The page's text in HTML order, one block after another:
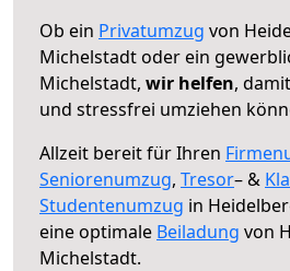
Ob ein Privatumzug von
Michelstadt oder ein
Michelstadt, wir helfen,
und stressfrei umziehen
Allzeit bereit für Ihren
Seniorenumzug, Tresor– &
Studentenumzug in
eine optimale Beiladung von
Michelstadt.